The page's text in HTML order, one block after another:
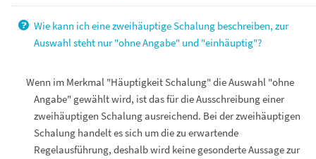
Wie kann ich eine zweihäuptige Schalung beschreiben, zur
Auswahl steht nur "ohne Angabe" und "einhäuptig"?
Wenn im Merkmal "Häuptigkeit Schalung" die Auswahl "ohne
Angabe" gewählt wird, ist das für die Ausschreibung einer
zweihäuptigen Schalung ausreichend. Bei der zweihäuptigen
Schalung handelt es sich um die zu erwartende
Regelausführung, deshalb wird keine gesonderte Aussage zur